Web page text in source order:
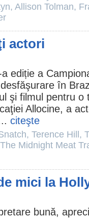
, Allison Tolman,
actori
ediție a
în
şi filmul pentru o
Allocine, a
citeşte
, Terence Hill ,
The Midnight Meat
mici la
bună,